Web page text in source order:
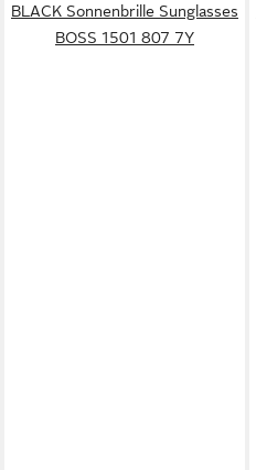
BLACK Sonnenbrille Sunglasses
BOSS 1501 807 7Y